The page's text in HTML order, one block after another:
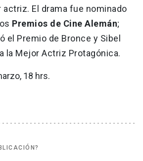
actriz. El drama fue nominado
Premios de Cine Alemán;
el Premio de Bronce y Sibel
la Mejor Actriz Protagónica.
18 hrs.